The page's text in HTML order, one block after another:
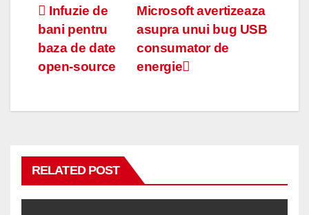
Navigare
în
articole
Microsoft avertizeaza
asupra unui bug USB
consumator de
energie
Infuzie de
bani pentru
baza de date
open-source
RELATED POST